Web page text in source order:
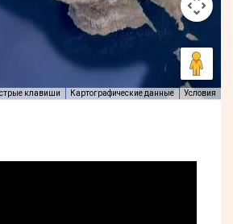
клавиши Картографические данные Условия